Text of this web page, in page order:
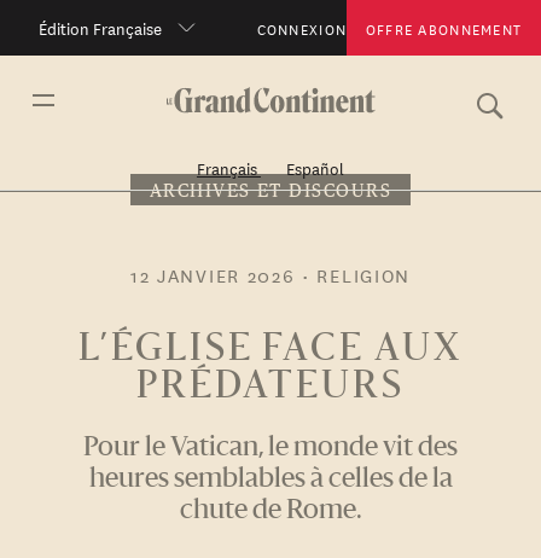
Édition Française CONNEXION OFFRE ABONNEMENT
Français Español
ARCHIVES ET DISCOURS
12 JANVIER 2026 • RELIGION
L’ÉGLISE FACE AUX
PRÉDATEURS
Pour le Vatican, le monde vit des
heures semblables à celles de la
chute de Rome.